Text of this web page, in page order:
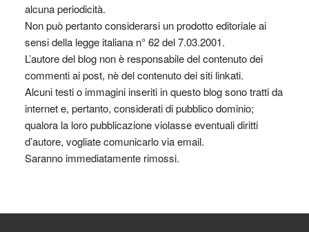
alcuna periodicità.
Non può pertanto considerarsi un prodotto editoriale ai
sensi della legge italiana n° 62 del 7.03.2001.
L’autore del blog non è responsabile del contenuto dei
commenti ai post, nè del contenuto dei siti linkati.
Alcuni testi o immagini inseriti in questo blog sono tratti da
internet e, pertanto, considerati di pubblico dominio;
qualora la loro pubblicazione violasse eventuali diritti
d’autore, vogliate comunicarlo via email.
Saranno immediatamente rimossi.